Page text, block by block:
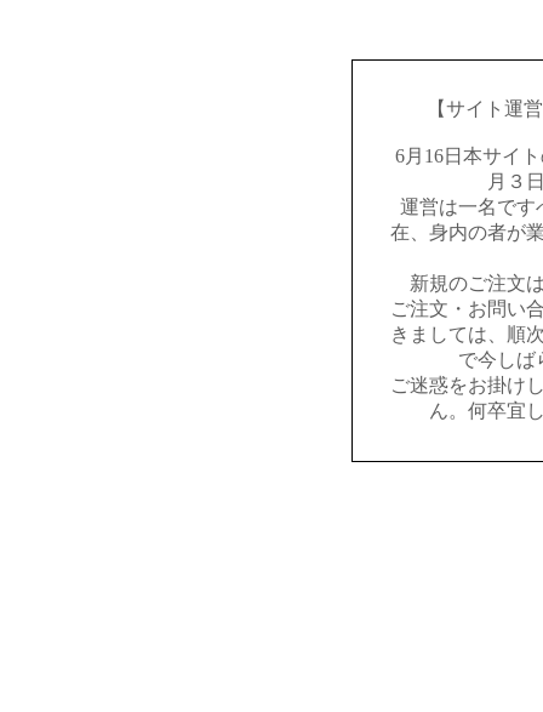
【サイト運
6月16日本サイ
月３
運営は一名です
在、身内の者が
新規のご注文
ご注文・お問い
きましては、順
で今しば
ご迷惑をお掛け
ん。何卒宜